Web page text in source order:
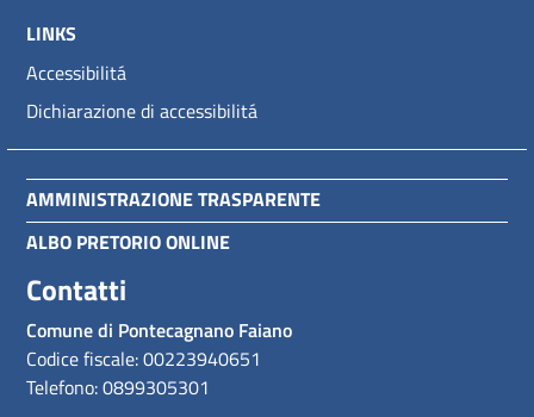
LINKS
Accessibilitá
Dichiarazione di accessibilitá
AMMINISTRAZIONE TRASPARENTE
ALBO PRETORIO ONLINE
Contatti
Comune di Pontecagnano Faiano
Codice fiscale: 00223940651
Telefono: 0899305301